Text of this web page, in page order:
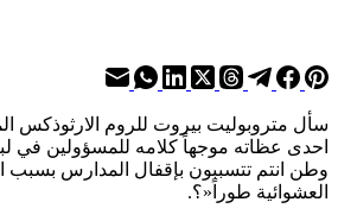
سأل متروبوليت بيروت للروم الارثوذكس
احدى عظاته موجهاً كلامه للمسؤولين في
وطن انتم تتسببون بإقفال المدارس بسبب
العشوائية طوراً«؟.